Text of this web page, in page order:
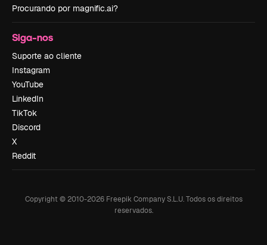
Procurando por magnific.ai?
Siga-nos
Suporte ao cliente
Instagram
YouTube
LinkedIn
TikTok
Discord
X
Reddit
Copyright © 2010-2026Freepik Company S.L.U. Todos os direitos
reservados.